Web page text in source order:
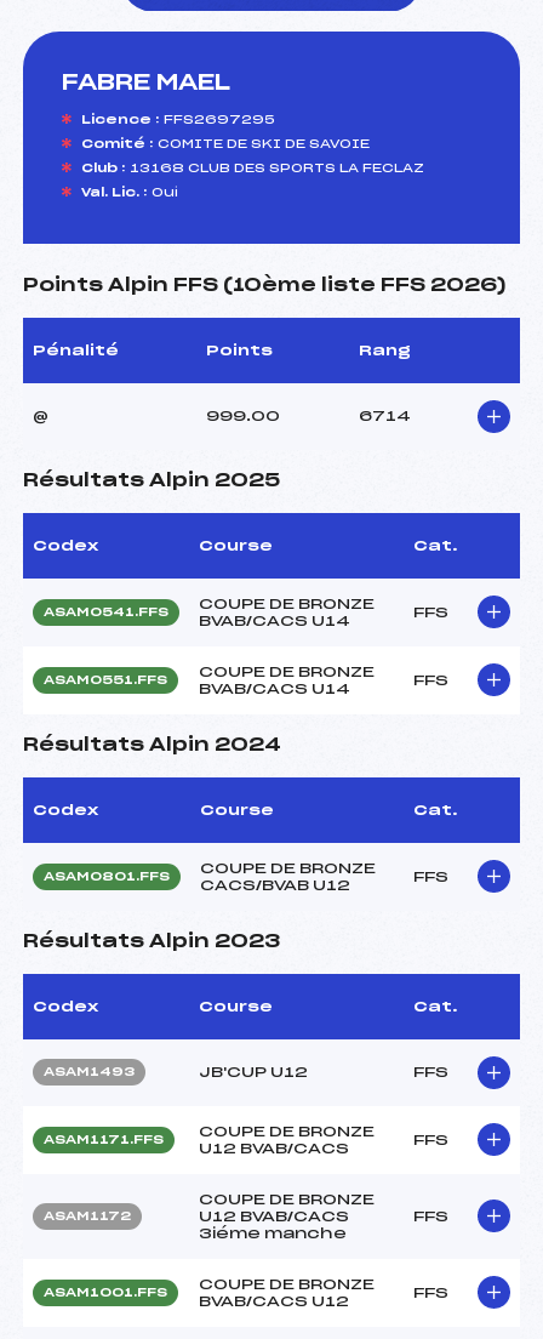
FABRE MAEL
Licence : FFS2697295
Comité : COMITE DE SKI DE SAVOIE
Club : 13168 CLUB DES SPORTS LA FECLAZ
Val. Lic. : Oui
Points Alpin FFS (10ème liste FFS 2026)
Pénalité Points Rang
@ 999.00 6714
Résultats Alpin 2025
Codex Course Cat.
ASAM0541.FFS
COUPE DE BRONZE
BVAB/CACS U14
FFS
ASAM0551.FFS
COUPE DE BRONZE
BVAB/CACS U14
FFS
Résultats Alpin 2024
Codex Course Cat.
ASAM0801.FFS
COUPE DE BRONZE
CACS/BVAB U12
FFS
Résultats Alpin 2023
Codex Course Cat.
ASAM1493 JB'CUP U12 FFS
ASAM1171.FFS
COUPE DE BRONZE
U12 BVAB/CACS
FFS
ASAM1172
COUPE DE BRONZE
U12 BVAB/CACS
3iéme manche
FFS
ASAM1001.FFS
COUPE DE BRONZE
BVAB/CACS U12
FFS